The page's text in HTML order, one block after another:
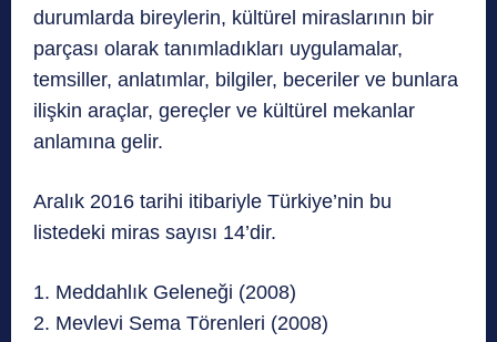
durumlarda bireylerin, kültürel miraslarının bir
parçası olarak tanımladıkları uygulamalar,
temsiller, anlatımlar, bilgiler, beceriler ve bunlara
ilişkin araçlar, gereçler ve kültürel mekanlar
anlamına gelir.
Aralık 2016 tarihi itibariyle Türkiye’nin bu
listedeki miras sayısı 14’dir.
1. Meddahlık Geleneği (2008)
2. Mevlevi Sema Törenleri (2008)